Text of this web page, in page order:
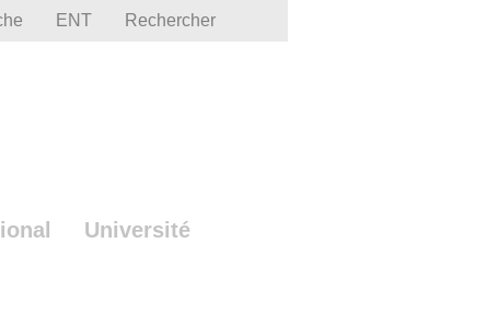
ENT Rechercher
Université